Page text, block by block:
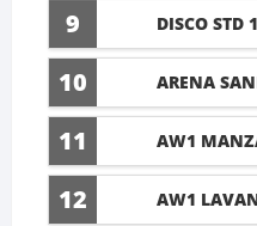
60X45CM
9 DISCO STD
10 ARENA
11 AW1
12 AW1